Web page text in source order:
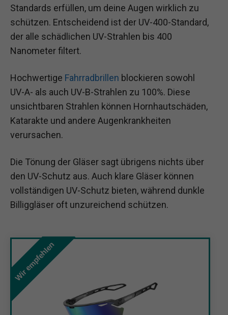
Standards erfüllen, um deine Augen wirklich zu
schützen. Entscheidend ist der UV-400-Standard,
der alle schädlichen UV-Strahlen bis 400
Nanometer filtert.
Hochwertige Fahrradbrillen blockieren sowohl
UV-A- als auch UV-B-Strahlen zu 100%. Diese
unsichtbaren Strahlen können Hornhautschäden,
Katarakte und andere Augenkrankheiten
verursachen.
Die Tönung der Gläser sagt übrigens nichts über
den UV-Schutz aus. Auch klare Gläser können
vollständigen UV-Schutz bieten, während dunkle
Billiggläser oft unzureichend schützen.
Wir empfehlen